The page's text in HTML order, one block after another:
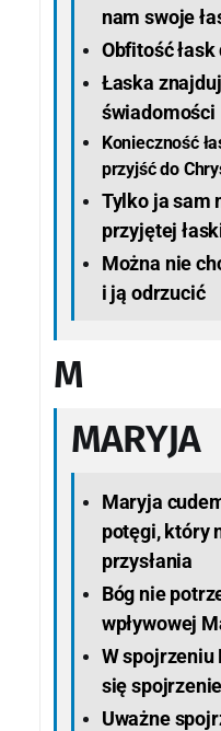
nam swoje
Obfitość
Łaska
świadomości
Konieczność
przyjść do
Tylko ja sam
przyjętej
Można nie
i ją odrzucić
M
MARYJA
Maryja
potęgi, który
przysłania
Bóg nie
wpływowej
W
się
Uważne